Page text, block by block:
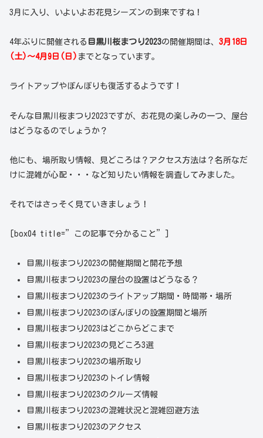
3月に入り、いよいよお花見シーズンの到来ですね！
4年ぶりに開催される 目黒川桜まつり2023の開催期間は、 3月18日
(土)～4月9日(日) までとなっています。
ライトアップやぼんぼりも復活するようです！
そんな目黒川桜まつり2023ですが、お花見の楽しみの一つ、屋台
はどうなるのでしょうか？
他にも、場所取り情報、見どころは？アクセス方法は？名所なだ
けに混雑が心配・・・など知りたい情報を調査してみました。
それではさっそく見ていきましょう！
[box04 title=”この記事で分かること”]
目黒川桜まつり2023の開催期間と開花予想
目黒川桜まつり2023の屋台の設置はどうなる？
目黒川桜まつり2023のライトアップ期間・時間帯・場所
目黒川桜まつり2023のぼんぼりの設置期間と場所
目黒川桜まつり2023はどこからどこまで
目黒川桜まつり2023の見どころ3選
目黒川桜まつり2023の場所取り
目黒川桜まつり2023のトイレ情報
目黒川桜まつり2023のクルーズ情報
目黒川桜まつり2023の混雑状況と混雑回避方法
目黒川桜まつり2023のアクセス